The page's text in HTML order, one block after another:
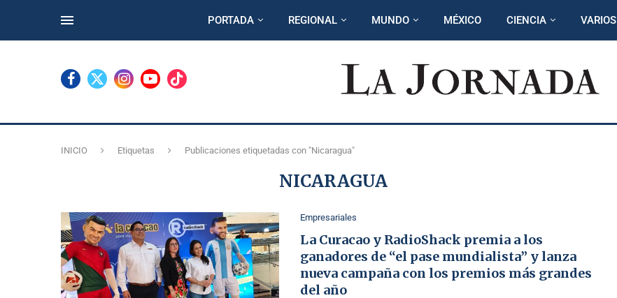
PORTADA REGIONAL MUNDO MÉXICO CIENCIA VARIOS
INICIO Etiquetas Publicaciones etiquetadas con "Nicaragua"
NICARAGUA
Empresariales
La Curacao y RadioShack premia a los
ganadores de “el pase mundialista” y lanza
nueva campaña con los premios más grandes
del año